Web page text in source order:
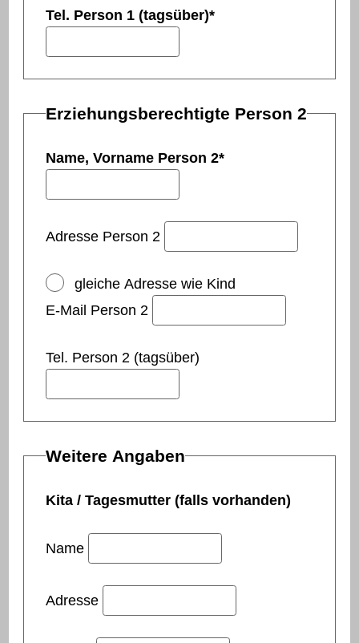
Tel. Person 1 (tagsüber)*
Erziehungsberechtigte Person 2
Name, Vorname Person 2*
Adresse Person 2
gleiche Adresse wie Kind
E-Mail Person 2
Tel. Person 2 (tagsüber)
Weitere Angaben
Kita / Tagesmutter (falls vorhanden)
Name
Adresse